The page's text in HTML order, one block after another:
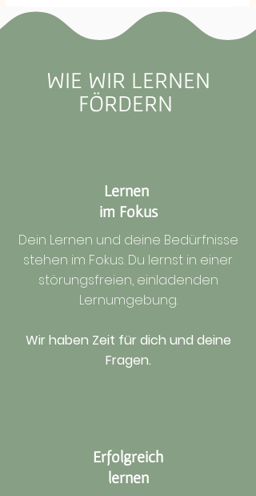
WIE WIR LERNEN
FÖRDERN
Lernen
im Fokus
Dein Lernen und deine Bedürfnisse
stehen im Fokus. Du lernst in einer
störungsfreien, einladenden
Lernumgebung.
Wir haben Zeit für dich und deine
Fragen.
Erfolgreich
lernen